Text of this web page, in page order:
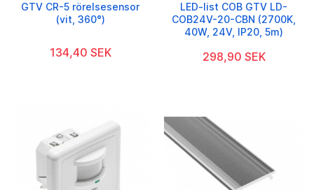
GTV CR-5 rörelsesensor
(vit, 360°)
134,40 SEK
LED-list COB GTV LD-
COB24V-20-CBN (2700K,
40W, 24V, IP20, 5m)
298,90 SEK